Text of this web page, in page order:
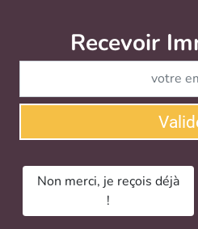
immobiliers disponibles, y
particuliers, qui sont
Notre modèle
Pour nous, il est inconcevable
n’y ait pas, sur un seul site,
Recevoir
Non merci, je reçois déjà
!